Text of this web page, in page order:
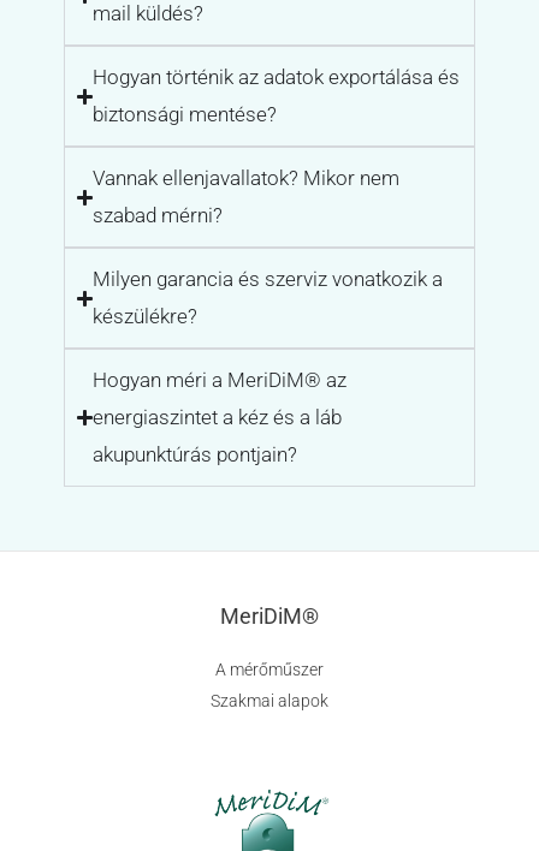
mail küldés?
Hogyan történik az adatok exportálása és
biztonsági mentése?
Vannak ellenjavallatok? Mikor nem
szabad mérni?
Milyen garancia és szerviz vonatkozik a
készülékre?
Hogyan méri a MeriDiM® az
energiaszintet a kéz és a láb
akupunktúrás pontjain?
MeriDiM®
A mérőműszer
Szakmai alapok